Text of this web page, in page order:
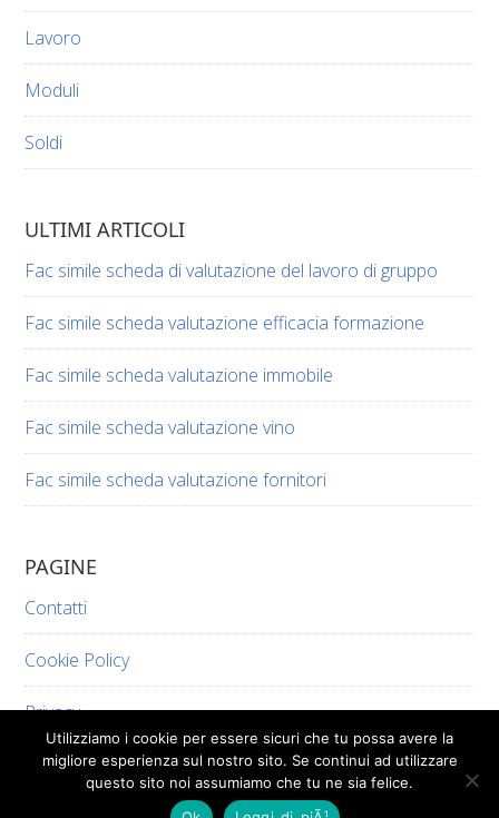
Lavoro
Moduli
Soldi
ULTIMI ARTICOLI
Fac simile scheda di valutazione del lavoro di gruppo​​
Fac simile scheda valutazione efficacia formazione​​
Fac simile scheda valutazione immobile​​
Fac simile scheda valutazione vino​​​
Fac simile scheda valutazione fornitori​​
PAGINE
Contatti
Cookie Policy
Privacy
Utilizziamo i cookie per essere sicuri che tu possa avere la
migliore esperienza sul nostro sito. Se continui ad utilizzare
questo sito noi assumiamo che tu ne sia felice.